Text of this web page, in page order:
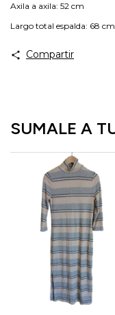
Axila a axila: 52 cm
Largo total espalda: 68 cm
Compartir
SUMALE A